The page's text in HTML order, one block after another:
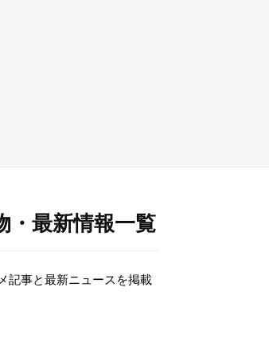
・最新情報一覧
記事と最新ニュースを掲載